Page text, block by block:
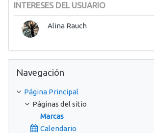
INTERESES DEL USUARIO
Alina Rauch
Navegación
Página Principal
Páginas del sitio
Marcas
Calendario